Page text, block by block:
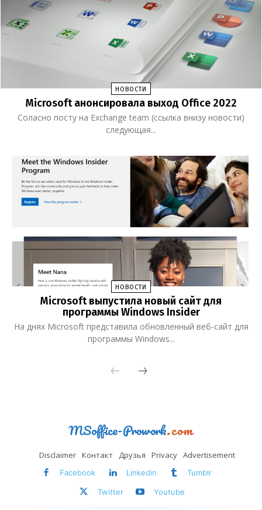
НОВОСТИ
Microsoft анонсировала выход Office 2022
Соласно посту на Exchange team (ссылка внизу новости)
следующая...
НОВОСТИ
Microsoft выпустила новый сайт для
программы Windows Insider
На днях Microsoft представила обновленный веб-сайт для
программы Windows...
MSoffice-Prowork.com
Disclaimer Контакт Друзья Privacy Advertisement
Facebook Linkedin Tumblr
Twitter Youtube